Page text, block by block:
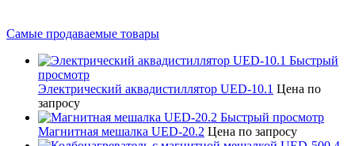
Самые продаваемые товары
Быстрый
просмотр
Электрический аквадистиллятор UED-10.1 Цена по
запросу
Быстрый просмотр
Магнитная мешалка UED-20.2 Цена по запросу